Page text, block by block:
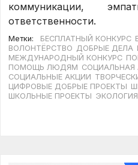
коммуникации,
ответственности.
Метки: БЕСПЛАТНЫЙ КОНКУРС
ВОЛОНТЁРСТВО ДОБРЫЕ ДЕЛА
МЕЖДУНАРОДНЫЙ КОНКУРС
ПОМОЩЬ ЛЮДЯМ СОЦИАЛЬНАЯ
СОЦИАЛЬНЫЕ АКЦИИ
ЦИФРОВЫЕ ДОБРЫЕ ПРОЕКТЫ
ШКОЛЬНЫЕ ПРОЕКТЫ ЭКОЛОГИЯ